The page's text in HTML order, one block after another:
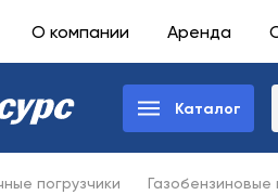
О компании Аренда
Каталог
погрузчики Газобензиновые